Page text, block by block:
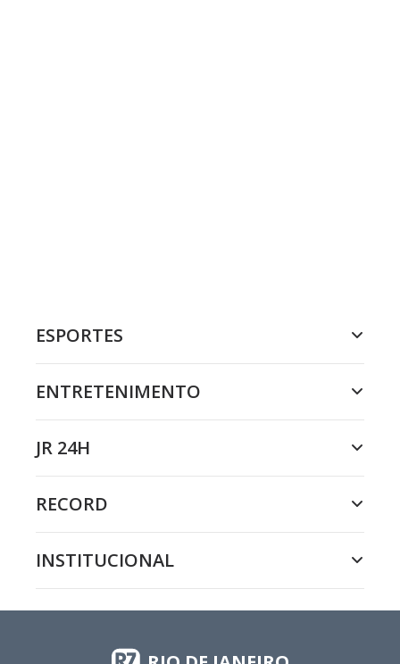
ESPORTES
ENTRETENIMENTO
JR 24H
RECORD
INSTITUCIONAL